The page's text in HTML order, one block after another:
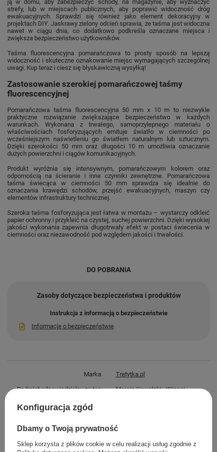
ją w domu, aby zabezpieczyć schody, na magazynie, aby wyznaczyć
strefy, lub w miejscach publicznych, aby poprawić widoczność dróg
ewakuacyjnych. Sprawdzi się również jako element dekoracyjny w
projektach DIY. Jaskrawy zielony odcień sprawia, że taśma jest widoczna
nawet w ciągu dnia, co dodatkowo podkreśla oznaczane miejsca i
zwiększa bezpieczeństwo użytkowników.
Taśma fluorescencyjna pomarańczowa to prosty sposób na lepszą
widoczność i skuteczne oznakowanie miejsc wymagających szczególnej
uwagi. Kup teraz i ciesz się błyskawiczną wysyłką!
Zastosowanie szerokiej pomarańczowej taśmy
fluorescencyjnej
Pomarańczowa taśma fluorescencyjna 50 mm x 10 m to niezwykle
praktyczne rozwiązanie zwiększające bezpieczeństwo w każdych
warunkach. Wykonana z trwałego, samoprzylepnego materiału o
właściwościach fosforyzujących emituje światło w ciemności po
wcześniejszym naświetleniu go światłem naturalnym lub sztucznym.
Dzięki szerokości 50 mm oraz długości 10 m umożliwia oznaczanie
dużych powierzchni i ciągów komunikacyjnych.
Produkt wyróżnia się intensywnym, pomarańczowym kolorem oraz
odpornością na ścieranie i inne czynniki zewnętrzne. Pomarańczowa
taśma świecąca w ciemności 50 mm sprawdza się idealnie do
oznaczania krawędzi schodów, przejść ewakuacyjnych, maszyn czy
elementów infrastruktury technicznej.
Szeroka taśma fosforyzująca jest łatwa w montażu – wystarczy odkleić
papier ochronny i przykleić na czystej, suchej powierzchni. Dzięki wysokiej
jakości wykonania zapewnia długotrwały efekt w postaci świecenia w
ciemności oraz niezawodność pod względem jakości i trwałości.
DO POBRANIA
Zasoby dotyczące bezpieczeństwa i produktów
Instrukcja z informacją o bezpieczeństwie
Informacje o bezpieczeństwie
Marka Tretytka.pl
Podmiot odpowiedzialny za ten
Marcin Kowalski Więcej
Symbol
Typ fluorescencyjna
Kolor pomarańczowy
Konfiguracja zgód
Dbamy o Twoją prywatność
Sklep korzysta z plików cookie w celu realizacji usług zgodnie z